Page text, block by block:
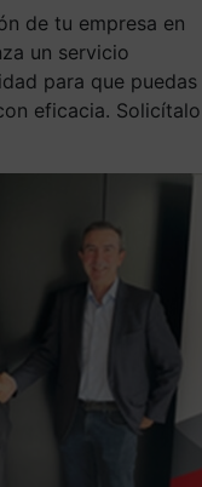
de tu empresa en
un servicio
para que puedas
eficacia. Solicítalo